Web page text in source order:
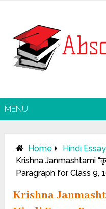
MENU
Home
Hindi
Krishna Janmashtami
Paragraph for Class 9,
Krishna